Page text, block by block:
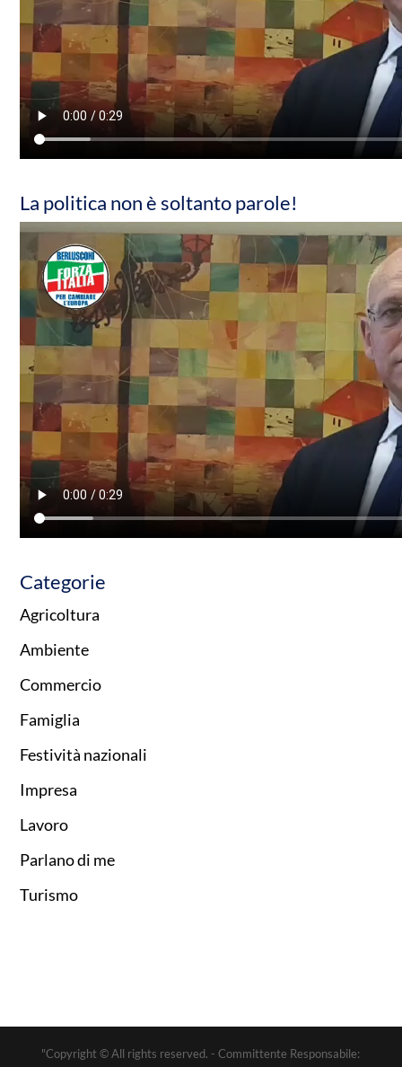
La politica non è soltanto parole!
Categorie
Agricoltura
Ambiente
Commercio
Famiglia
Festività nazionali
Impresa
Lavoro
Parlano di me
Turismo
"Copyright © All rights reserved. - Committente Responsabile: